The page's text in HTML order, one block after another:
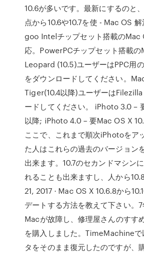
10.6が多いです。最新にするのと
点から10.6や10.7を使 - Mac OS 解
goo Intelチップセット搭載のMac
応。PowerPCチップセット搭載の
Leopard (10.5)ユーザーはPPC用
をダウンロードしてください。
Tiger(10.4以降)ユーザーはFilezilla
ードしてください。 iPhoto 3.0 –
以降; iPhoto 4.0 – 要Mac OS X
ここで、これまで順次iPhotoをア
た人はこれらの過去のバージョン
出来ます。10.7のセカンドマシン
れることも出来ますし、人から
21, 2017 · Mac OS X 10.6.8から
デートする方法を教えて下さい。
Macが故障し、修理屋さんのすす
を購入しました。TimeMachineで
タをそのまま復元したのですが、